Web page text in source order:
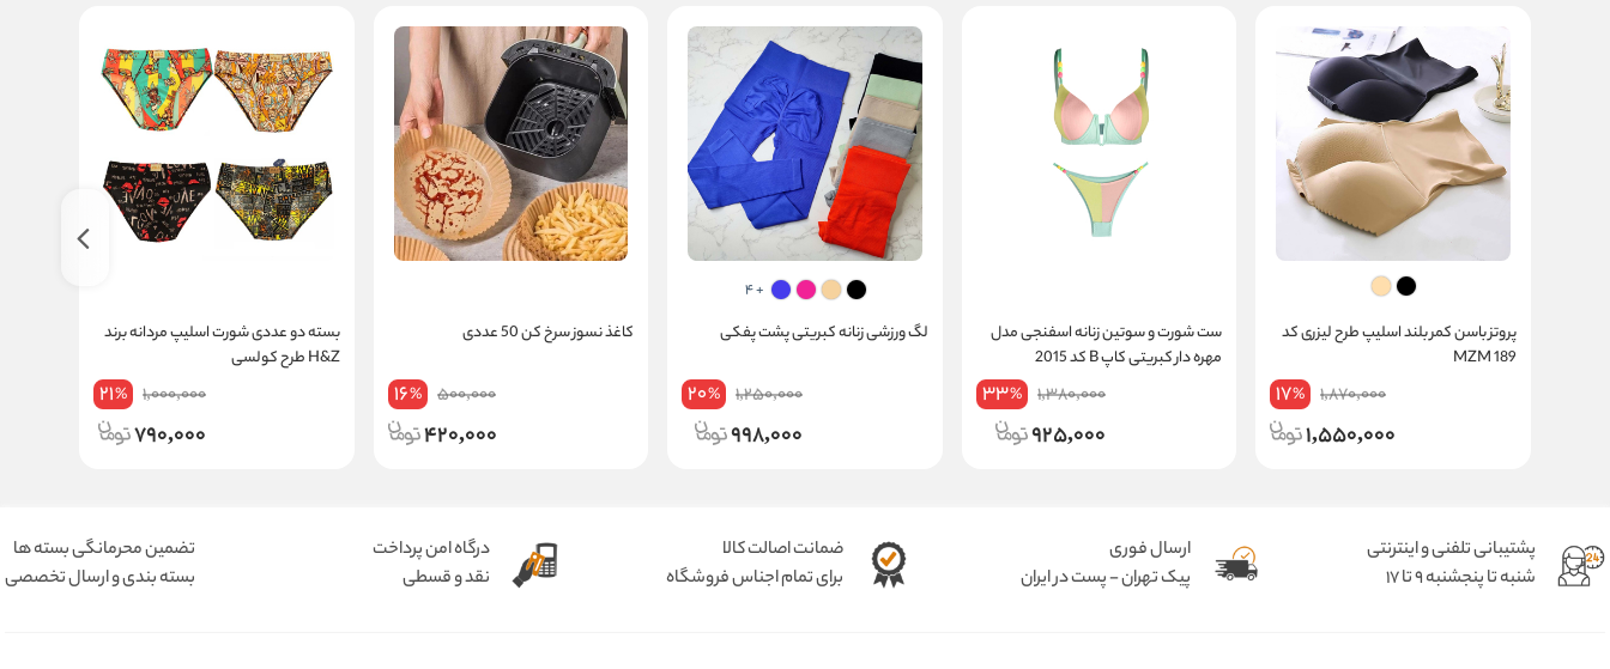
پروتز باسن کمر بلند اسلیپ طرح لیزری کد
MZM 189
1,870,000
17%
1,550,000
ست شورت و سوتین زنانه اسفنجی مدل
مهره دار کبریتی کاپ B کد 2015
1,380,000
33%
925,000
+ 4
لگ ورزشی زنانه کبریتی پشت پفکی
1,250,000
20%
998,000
کاغذ نسوز سرخ کن 50 عددی
500,000
16%
420,000
بسته دو عددی شورت اسلیپ مردانه برند
H&Z طرح کولسی
1,000,000
21%
790,000
پشتیبانی تلفنی و اینترنتی
شنبه تا پنجشنبه 9 تا 17
ارسال فوری
پیک تهران - پست در ایران
ضمانت اصالت کالا
برای تمام اجناس فروشگاه
درگاه امن پرداخت
نقد و قسطی
تضمین محرمانگی بسته ها
بسته بندی و ارسال تخصصی